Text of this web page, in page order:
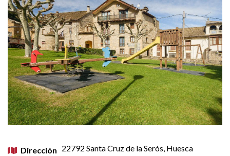
Dirección 22792 Santa Cruz de la Serós, Huesca